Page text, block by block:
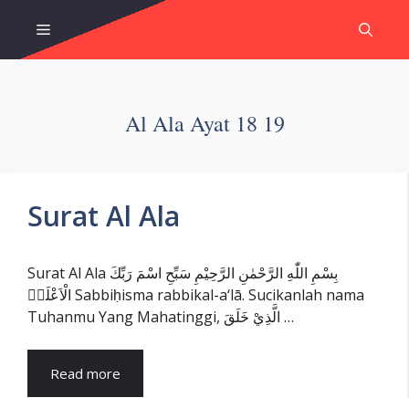
content
Menu
Al Ala Ayat 18 19
Surat Al Ala
Surat Al Ala بِسْمِ اللّٰهِ الرَّحْمٰنِ الرَّحِيْمِ سَبِّحِ اسْمَ رَبِّكَ
الْاَعْلَىۙ Sabbiḥisma rabbikal-a‘lā. Sucikanlah nama
Tuhanmu Yang Mahatinggi, الَّذِيْ خَلَقَ …
Read more